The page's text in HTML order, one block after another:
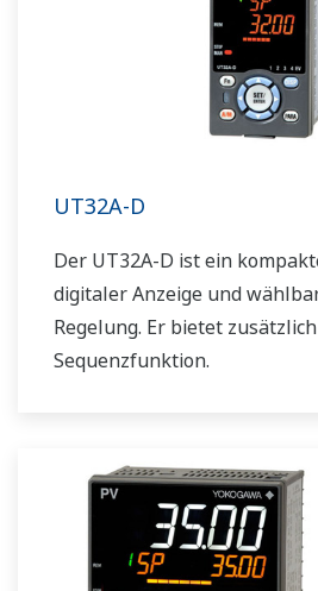
UT32A-D
Der UT32A-D ist ein
digitaler Anzeige und
Regelung. Er bietet
Sequenzfunktion.